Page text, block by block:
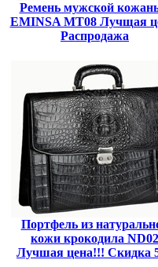
Ремень мужской
EMINSA MT08 Лучщая
Распродажа
Портфель из
кожи крокодила ND02
Лучшая цена!!! Скидка